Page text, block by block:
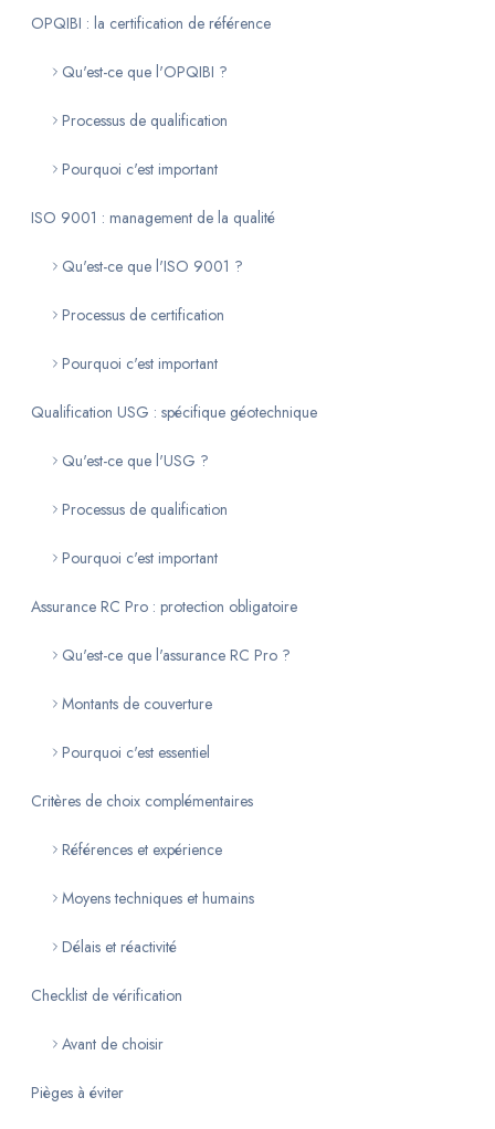
OPQIBI : la certification de référence
Qu'est-ce que l'OPQIBI ?
Processus de qualification
Pourquoi c'est important
ISO 9001 : management de la qualité
Qu'est-ce que l'ISO 9001 ?
Processus de certification
Pourquoi c'est important
Qualification USG : spécifique géotechnique
Qu'est-ce que l'USG ?
Processus de qualification
Pourquoi c'est important
Assurance RC Pro : protection obligatoire
Qu'est-ce que l'assurance RC Pro ?
Montants de couverture
Pourquoi c'est essentiel
Critères de choix complémentaires
Références et expérience
Moyens techniques et humains
Délais et réactivité
Checklist de vérification
Avant de choisir
Pièges à éviter